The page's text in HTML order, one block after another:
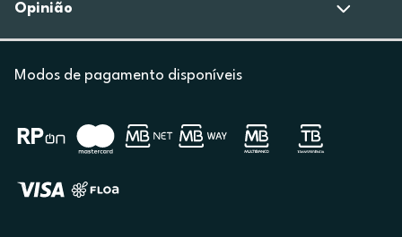
Opinião
Modos de pagamento disponíveis